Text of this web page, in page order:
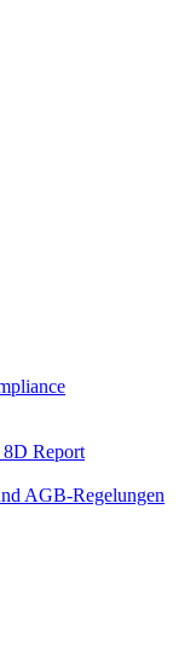
8D Report
AGB-Regelungen